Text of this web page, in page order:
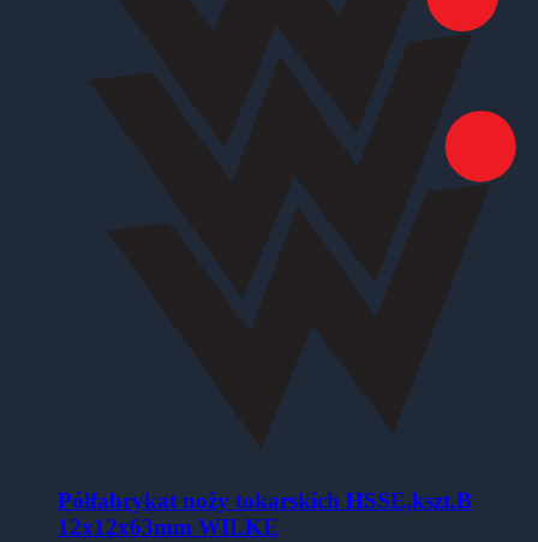
Półfabrykat noży tokarskich HSSE,kszt.B
12x12x63mm WILKE